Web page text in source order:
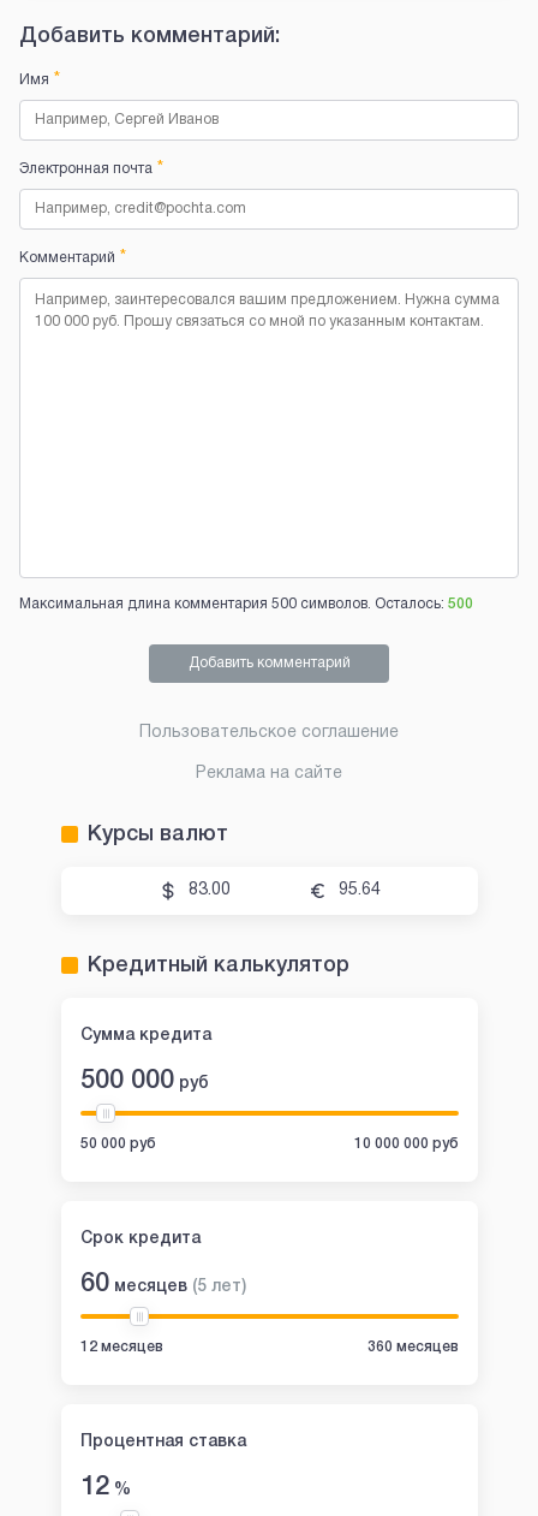
Добавить комментарий:
Имя *
Электронная почта *
Комментарий *
Максимальная длина комментария 500 символов. Осталось: 500
Добавить комментарий
Пользовательское соглашение
Реклама на сайте
Курсы валют
83.00 95.64
Кредитный калькулятор
Сумма кредита
500 000 руб
50 000 руб 10 000 000 руб
Срок кредита
60 месяцев (5 лет)
12 месяцев 360 месяцев
Процентная ставка
12%